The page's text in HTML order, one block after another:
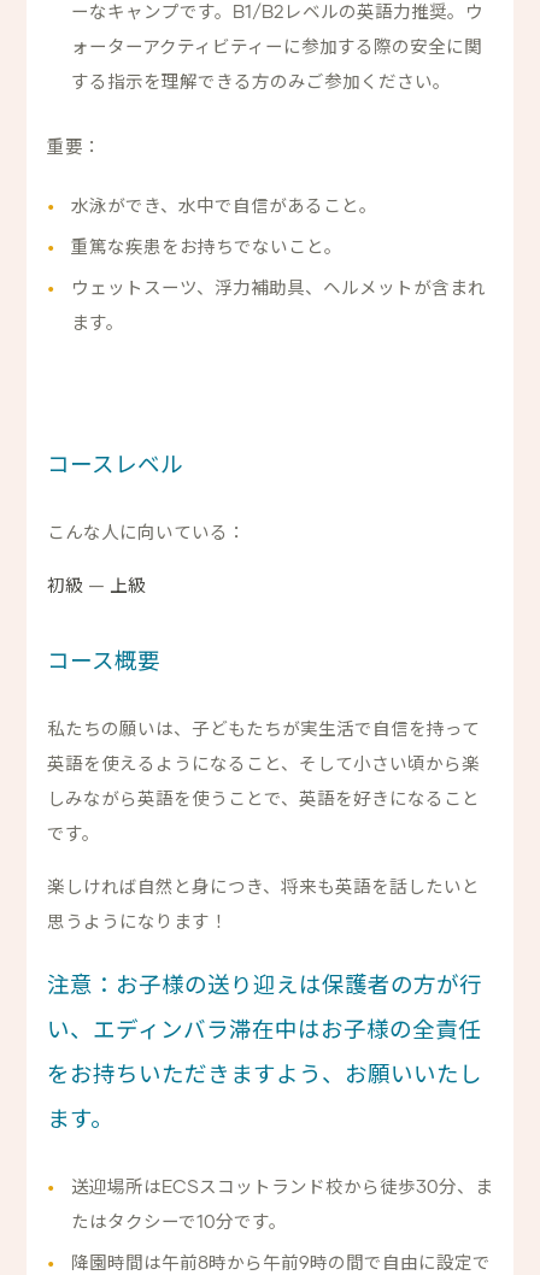
ーなキャンプです。B1/B2レベルの英語力推奨。ウ
ォーターアクティビティーに参加する際の安全に関
する指示を理解できる方のみご参加ください。
重要：
水泳ができ、水中で自信があること。
重篤な疾患をお持ちでないこと。
ウェットスーツ、浮力補助具、ヘルメットが含まれ
ます。
コースレベル
こんな人に向いている：
初級 — 上級
コース概要
私たちの願いは、子どもたちが実生活で自信を持って
英語を使えるようになること、そして小さい頃から楽
しみながら英語を使うことで、英語を好きになること
です。
楽しければ自然と身につき、将来も英語を話したいと
思うようになります！
注意：お子様の送り迎えは保護者の方が行
い、エディンバラ滞在中はお子様の全責任
をお持ちいただきますよう、お願いいたし
ます。
送迎場所はECSスコットランド校から徒歩30分、ま
たはタクシーで10分です。
降園時間は午前8時から午前9時の間で自由に設定で